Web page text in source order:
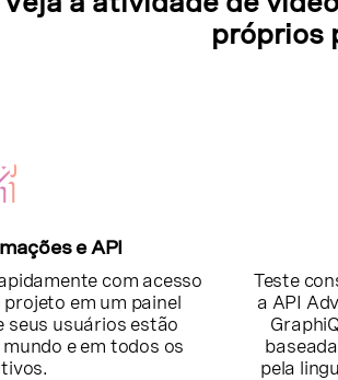
próprios
e API
com acesso
em um painel
seus usuários estão
e em todos os
Teste
a API
pela